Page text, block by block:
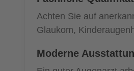
Achten Sie auf
Glaukom,
Moderne